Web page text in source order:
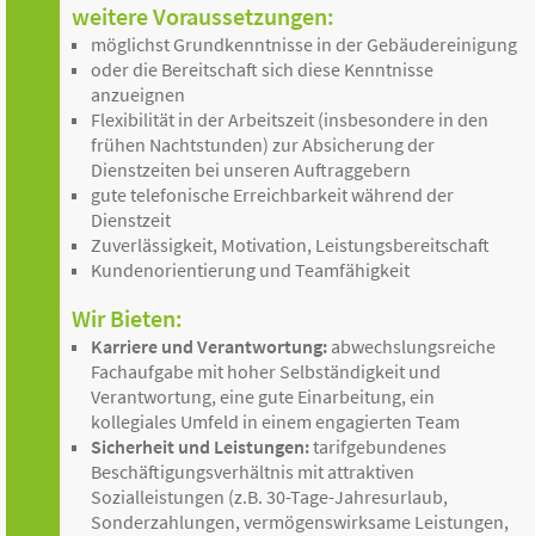
weitere Voraussetzungen:
möglichst Grundkenntnisse in der Gebäudereinigung
oder die Bereitschaft sich diese Kenntnisse
anzueignen
Flexibilität in der Arbeitszeit (insbesondere in den
frühen Nachtstunden) zur Absicherung der
Dienstzeiten bei unseren Auftraggebern
gute telefonische Erreichbarkeit während der
Dienstzeit
Zuverlässigkeit, Motivation, Leistungsbereitschaft
Kundenorientierung und Teamfähigkeit
Wir Bieten:
Karriere und Verantwortung: abwechslungsreiche
Fachaufgabe mit hoher Selbständigkeit und
Verantwortung, eine gute Einarbeitung, ein
kollegiales Umfeld in einem engagierten Team
Sicherheit und Leistungen:tarifgebundenes
Beschäftigungsverhältnis mit attraktiven
Sozialleistungen (z.B. 30-Tage-Jahresurlaub,
Sonderzahlungen, vermögenswirksame Leistungen,